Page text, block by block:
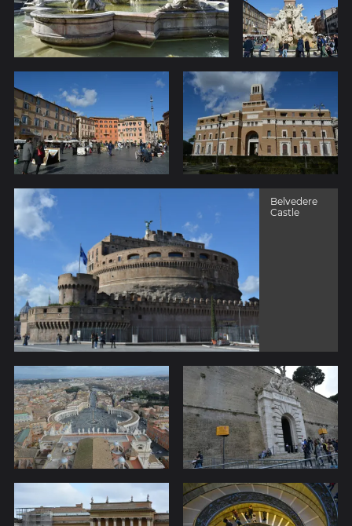
Belvedere
Castle